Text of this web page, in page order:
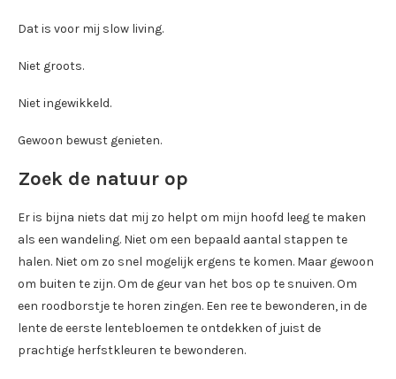
Dat is voor mij slow living.
Niet groots.
Niet ingewikkeld.
Gewoon bewust genieten.
Zoek de natuur op
Er is bijna niets dat mij zo helpt om mijn hoofd leeg te maken
als een wandeling. Niet om een bepaald aantal stappen te
halen. Niet om zo snel mogelijk ergens te komen. Maar gewoon
om buiten te zijn. Om de geur van het bos op te snuiven. Om
een roodborstje te horen zingen. Een ree te bewonderen, in de
lente de eerste lentebloemen te ontdekken of juist de
prachtige herfstkleuren te bewonderen.